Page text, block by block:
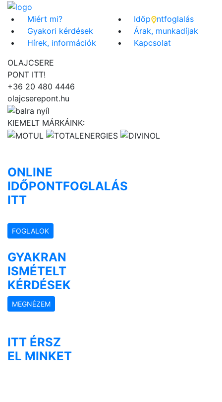
Miért mi? Időp
ntfoglalás
Gyakori kérdések
Árak, munkadíjak
Hírek, információk
Kapcsolat
OLAJCSERE
PONT ITT!
+36 20 480 4446
olajcserepont.hu
KIEMELT MÁRKÁINK:
ONLINE
IDŐPONTFOGLALÁS
ITT
FOGLALOK
GYAKRAN
ISMÉTELT
KÉRDÉSEK
MEGNÉZEM
ITT ÉRSZ
EL MINKET